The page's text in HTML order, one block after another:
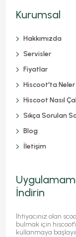
Kurumsal
Hakkımızda
Servisler
Fiyatlar
Hiscoot'ta Neler
Hiscoot Nasıl
Sıkça Sorulan
Blog
İletişim
İndirin
İhtiyacınız olan
bulmak için
kullanmaya